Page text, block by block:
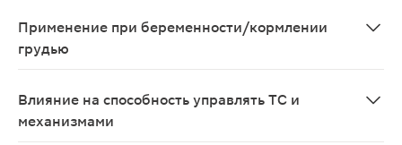
Применение при беременности/кормлении
грудью
Влияние на способность управлять ТС и
механизмами